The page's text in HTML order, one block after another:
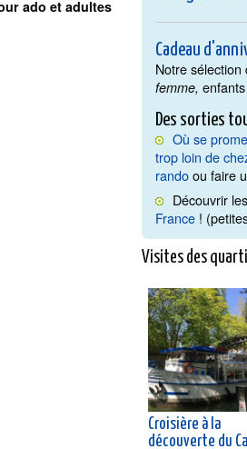
ado et adultes
Cadeau
Notre
femme,
Des sorties
Où se
trop loin de
randoou faire
Découvrir les
France !
Visites des
Croisière à la
découverte du